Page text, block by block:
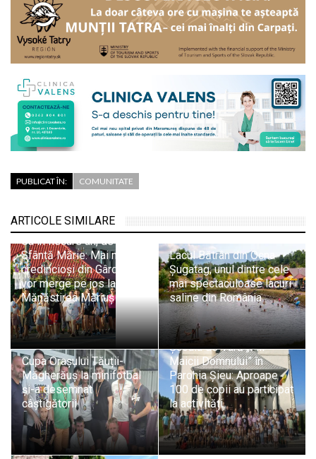
PUBLICAT ÎN: COMUNITATE
ARTICOLE SIMILARE
Ca în fiecare an, de
Sfântă Mărie: Mai mulți
credincioși din Gârdani
vor merge pe jos la
Mănăstirea Măriuș
Lacul Bătrân din Ocna
Șugatag, unul dintre cele
mai spectaculoase lacuri
saline din România
Cupa Orașului Tăuții-
Măgherăuș la minifotbal
și-a desemnat
câștigătorii
Școala de Vară „Fiii
Maicii Domnului” în
Parohia Șieu: Aproape
100 de copii au participat
la activități